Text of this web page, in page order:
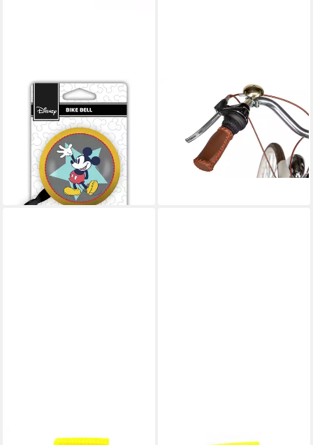
Fahrradklingel Minnie Retro
Fahrradklingel – Laute Klingel
im traditionellen Stil
ab 9,99 €
UVP12,95 €
-23%
lieferbar - in 3-4 Werktagen bei dir
Fahrradklingel Classic Glocke,
9,99 €
lieferbar - in 4-5 Werktagen bei dir